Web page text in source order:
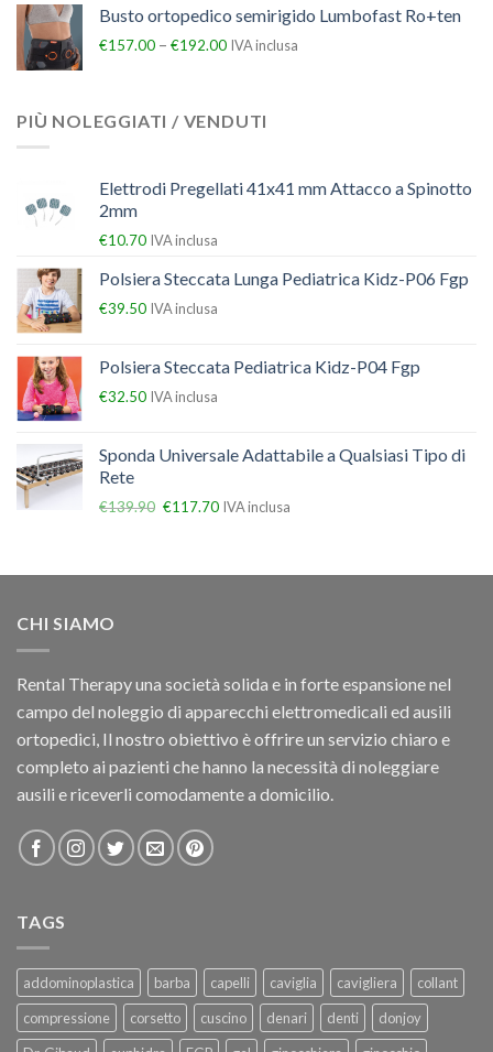
Busto ortopedico semirigido Lumbofast Ro+ten
€157.00 – €192.00 IVA inclusa
PIÙ NOLEGGIATI / VENDUTI
Elettrodi Pregellati 41x41 mm Attacco a Spinotto
2mm
€10.70 IVA inclusa
Polsiera Steccata Lunga Pediatrica Kidz-P06 Fgp
€39.50 IVA inclusa
Polsiera Steccata Pediatrica Kidz-P04 Fgp
€32.50 IVA inclusa
Sponda Universale Adattabile a Qualsiasi Tipo di
Rete
€139.90 €117.70 IVA inclusa
CHI SIAMO
Rental Therapy una società solida e in forte espansione nel
campo del noleggio di apparecchi elettromedicali ed ausili
ortopedici, Il nostro obiettivo è offrire un servizio chiaro e
completo ai pazienti che hanno la necessità di noleggiare
ausili e riceverli comodamente a domicilio.
TAGS
addominoplastica barba capelli caviglia cavigliera
collant
compressione
corsetto cuscino denari denti
donjoy